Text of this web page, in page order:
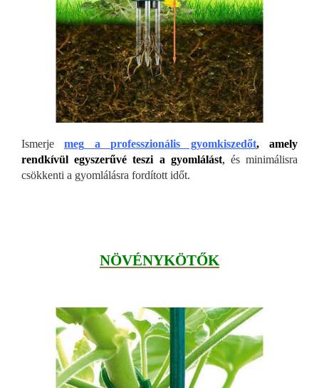
Ismerjemeg a professzionális gyomkiszedőt, amely
rendkívül egyszerűvé teszi a gyomlálást, és minimálisra
csökkenti a gyomlálásra fordított időt.
NÖVÉNYKÖTŐK